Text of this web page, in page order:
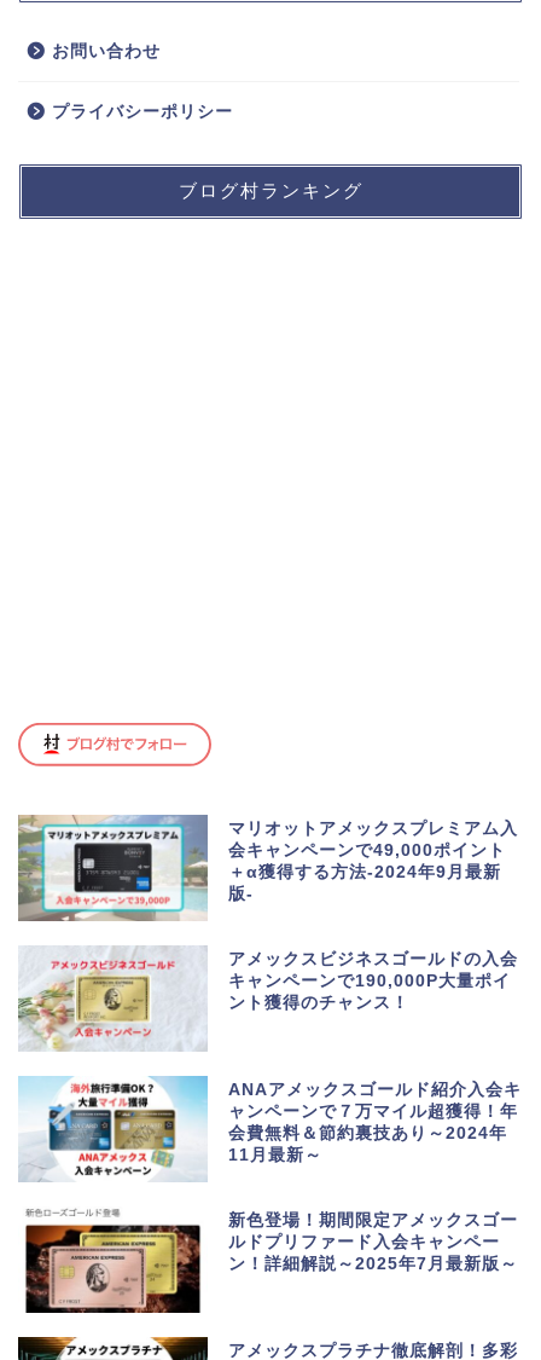
お問い合わせ
プライバシーポリシー
ブログ村ランキング
マリオットアメックスプレミアム入
会キャンペーンで49,000ポイント
＋α獲得する方法-2024年9月最新
版-
アメックスビジネスゴールドの入会
キャンペーンで190,000P大量ポイ
ント獲得のチャンス！
ANAアメックスゴールド紹介入会キ
ャンペーンで７万マイル超獲得！年
会費無料＆節約裏技あり～2024年
11月最新～
新色登場！期間限定アメックスゴー
ルドプリファード入会キャンペー
ン！詳細解説～2025年7月最新版～
アメックスプラチナ徹底解剖！多彩